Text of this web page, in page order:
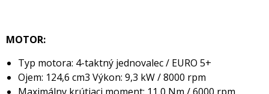
MOTOR:
Typ motora: 4-taktný jednovalec / EURO 5+
Ojem: 124,6 cm3 Výkon: 9,3 kW / 8000 rpm